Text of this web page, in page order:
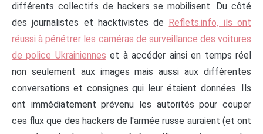
différents collectifs de hackers se mobilisent. Du côté
des journalistes et hacktivistes de Reflets.info, ils ont
réussi à pénétrer les caméras de surveillance des voitures
de police Ukrainiennes et à accéder ainsi en temps réel
non seulement aux images mais aussi aux différentes
conversations et consignes qui leur étaient données. Ils
ont immédiatement prévenu les autorités pour couper
ces flux que des hackers de l'armée russe auraient (et ont